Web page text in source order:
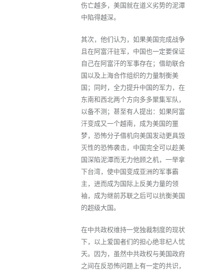
伤亡越多，美国就在道义劣势的泥潭
中陷得越深。
其次，他们认为，如果美国完成战争
且在阿富汗驻军，中国也一定要保证
自己在阿富汗的军事存在；借助联合
国以及上海合作组织的力量制衡美
国；同时，全力提升中国的军力，在
东南和西北两个方向多多聚集军队，
以备不测；甚至有人提出：如果阿富
汗变成又一个越南，成为美国的噩
梦，恐怖分子借机向美国发动更具毁
灭性的恐怖袭击，中国完全可以趁美
国深陷泥潭而无力他顾之机，一举拿
下台湾，使中国变成亚洲的军事霸
主，进而成为国际上反美力量的领
袖，成为继前苏联之后可以抗衡美国
的超级大国。
在中共政权维持一党独裁制度的现状
下，以上爱国者们的担心绝非杞人忧
天。因为，虽然中共政权与美国政府
之间在反恐怖问题上有一定的共识，